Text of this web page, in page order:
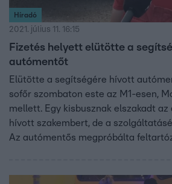
Híradó
2021. július 11. 16:15
Fizetés helyett elütötte a
autómentőt
Elütötte a segítségére hívott
sofőr szombaton este az M1-esen,
mellett. Egy kisbusznak elszakadt az
hívott szakembert, de a
Az autómentős megpróbálta